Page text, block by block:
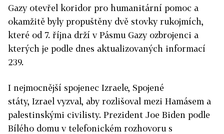
Gazy otevřel koridor pro humanitární pomoc a
okamžitě byly propuštěny dvě stovky rukojmích,
které od 7. října drží v Pásmu Gazy ozbrojenci a
kterých je podle dnes aktualizovaných informací
239.
I nejmocnější spojenec Izraele, Spojené
státy, Izrael vyzval, aby rozlišoval mezi Hamásem a
palestinskými civilisty. Prezident Joe Biden podle
Bílého domu v telefonickém rozhovoru s